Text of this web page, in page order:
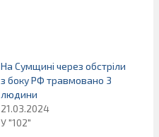
На Сумщині через обстріли
з боку РФ травмовано 3
людини
21.03.2024
У "102"